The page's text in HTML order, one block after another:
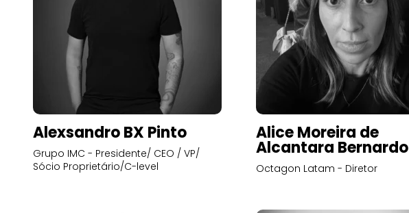
Alexsandro BX Pinto
Grupo IMC - Presidente/ CEO / VP/
Sócio Proprietário/C-level
Alice Moreira de
Alcantara Bernardo
Octagon Latam - Diretor